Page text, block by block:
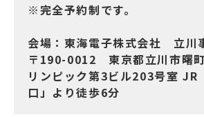
※完全予約制です。
会場：東海電子株式会社 立川
〒190-0012 東京都立川市曙
リンピック第3ビル203号室 JR
口」より徒歩6分